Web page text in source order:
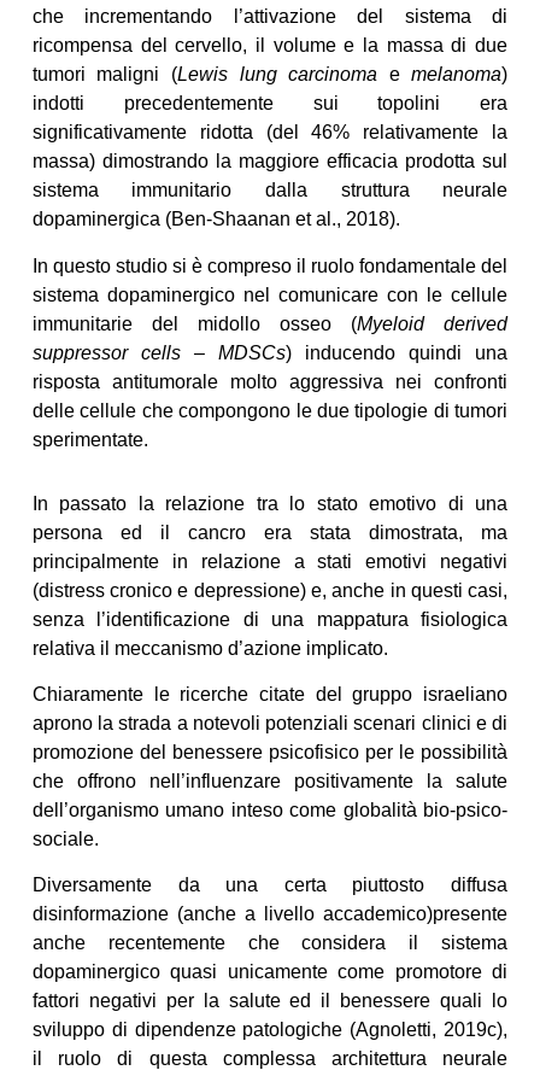
che incrementando l’attivazione del sistema di
ricompensa del cervello, il volume e la massa di due
tumori maligni (Lewis lung carcinoma emelanoma)
indotti precedentemente sui topolini era
significativamente ridotta (del 46% relativamente la
massa) dimostrando la maggiore efficacia prodotta sul
sistema immunitario dalla struttura neurale
dopaminergica (Ben-Shaanan et al., 2018).
In questo studio si è compreso il ruolo fondamentale del
sistema dopaminergico nel comunicare con le cellule
immunitarie del midollo osseo (Myeloid derived
suppressor cells – MDSCs) inducendo quindi una
risposta antitumorale molto aggressiva nei confronti
delle cellule che compongono le due tipologie di tumori
sperimentate.
In passato la relazione tra lo stato emotivo di una
persona ed il cancro era stata dimostrata, ma
principalmente in relazione a stati emotivi negativi
(distress cronico e depressione) e, anche in questi casi,
senza l’identificazione di una mappatura fisiologica
relativa il meccanismo d’azione implicato.
Chiaramente le ricerche citate del gruppo israeliano
aprono la strada a notevoli potenziali scenari clinici e di
promozione del benessere psicofisico per le possibilità
che offrono nell’influenzare positivamente la salute
dell’organismo umano inteso come globalità bio-psico-
sociale.
Diversamente da una certa piuttosto diffusa
disinformazione (anche a livello accademico)presente
anche recentemente che considera il sistema
dopaminergico quasi unicamente come promotore di
fattori negativi per la salute ed il benessere quali lo
sviluppo di dipendenze patologiche (Agnoletti, 2019c),
il ruolo di questa complessa architettura neurale